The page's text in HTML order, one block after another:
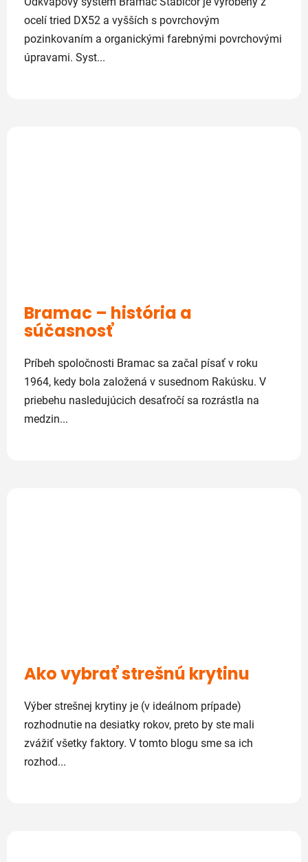
ocelí tried DX52 a vyšších s povrchovým
pozinkovaním a organickými farebnými povrchovými
úpravami. Syst...
Bramac – história a
súčasnosť
Príbeh spoločnosti Bramac sa začal písať v roku
1964, kedy bola založená v susednom Rakúsku. V
priebehu nasledujúcich desaťročí sa rozrástla na
medzin...
Ako vybrať strešnú krytinu
Výber strešnej krytiny je (v ideálnom prípade)
rozhodnutie na desiatky rokov, preto by ste mali
zvážiť všetky faktory. V tomto blogu sme sa ich
rozhod...